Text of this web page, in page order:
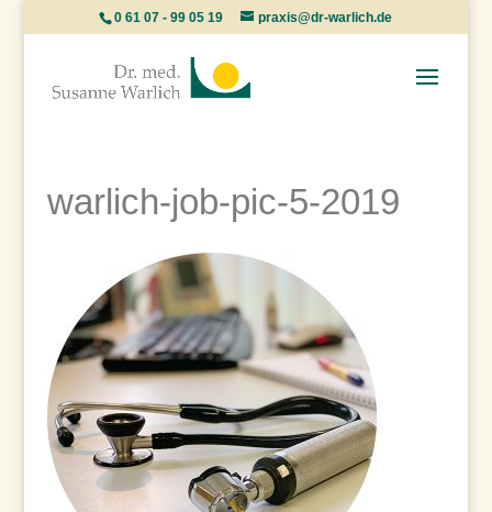
0 61 07 - 99 05 19 praxis@dr-warlich.de
warlich-job-pic-5-2019